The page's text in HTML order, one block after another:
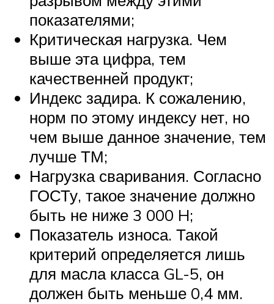
показателями;
Критическая нагрузка. Чем
выше эта цифра, тем
качественней продукт;
Индекс задира. К сожалению,
норм по этому индексу нет, но
чем выше данное значение, тем
лучше ТМ;
Нагрузка сваривания. Согласно
ГОСТу, такое значение должно
быть не ниже 3 000 H;
Показатель износа. Такой
критерий определяется лишь
для масла класса GL-5, он
должен быть меньше 0,4 мм.